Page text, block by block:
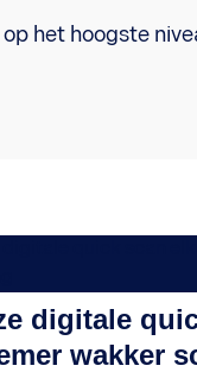
het hoogste
digitale
wakker